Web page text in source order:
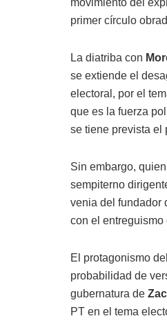
movimiento del
primer círculo
La diatriba con
se extiende el
electoral, por el
que es la fuerza
se tiene prevista el
Sin embargo,
sempiterno
venia del fundador
con el entreguismo
El protagonismo
probabilidad de
gubernatura de
PT en el tema